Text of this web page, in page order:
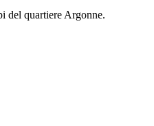
del quartiere Argonne.